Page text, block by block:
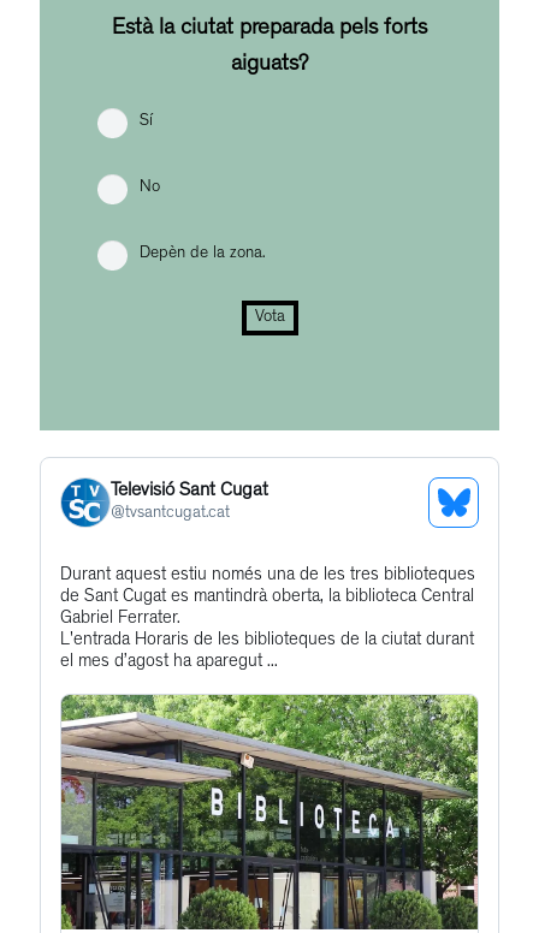
Està la ciutat preparada pels forts
aiguats?
Sí
No
Depèn de la zona.
Vota
Televisió Sant Cugat
@tvsantcugat.cat
See
Profile
Get
to
this
Durant aquest estiu només una de les tres biblioteques
de Sant Cugat es mantindrà oberta, la biblioteca Central
Gabriel Ferrater.
L'entrada Horaris de les biblioteques de la ciutat durant
el mes d’agost ha aparegut ...